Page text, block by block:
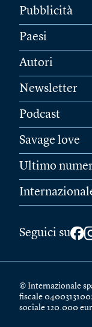
Pubblicità
Paesi
Autori
Newsletter
Podcast
Savage love
Ultimo
Seguici su
© Internazionale
fiscale
sociale 120.000